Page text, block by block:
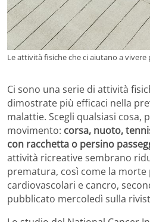
Le attività fisiche che ci aiutano a vivere
Ci sono una serie di attività
dimostrate più efficaci nella
malattie. Scegli qualsiasi cosa,
movimento: corsa, nuoto,
con racchetta o persino
attività ricreative sembrano
prematura, così come la
cardiovascolari e cancro,
pubblicato mercoledì sulla